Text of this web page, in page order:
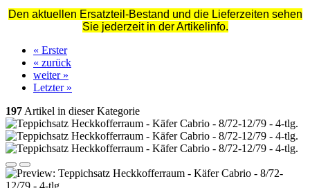
Den aktuellen Ersatzteil-Bestand und die Lieferzeiten sehen
Sie jederzeit in der Artikelinfo.
« Erster
« zurück
weiter »
Letzter »
197 Artikel in dieser Kategorie